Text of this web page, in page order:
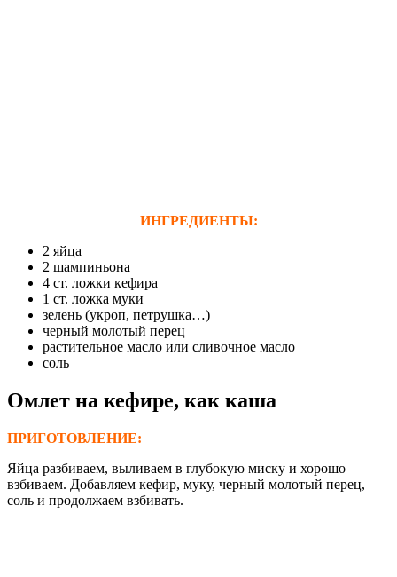
ИНГРЕДИЕНТЫ:
2 яйца
2 шампиньона
4 ст. ложки кефира
1 ст. ложка муки
зелень (укроп, петрушка…)
черный молотый перец
растительное масло или сливочное масло
соль
Омлет на кефире, как каша
ПРИГОТОВЛЕНИЕ:
Яйца разбиваем, выливаем в глубокую миску и хорошо
взбиваем. Добавляем кефир, муку, черный молотый перец,
соль и продолжаем взбивать.